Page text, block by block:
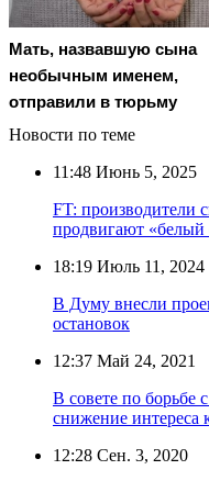
Мать, назвавшую сына
необычным именем,
отправили в тюрьму
Новости по теме
11:48 Июнь 5, 2025
FT: производители
продвигают «белый
18:19 Июль 11, 2024
В Думу внесли
остановок
12:37 Май 24, 2021
В совете по борьбе
снижение интереса
12:28 Сен. 3, 2020